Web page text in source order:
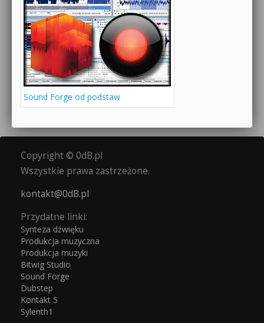
Sound Forge od podstaw
Copyright © 0dB.pl
Wszystkie prawa zastrzeżone.
kontakt@0dB.pl
Przydatne linki:
Synteza dźwięku
Produkcja muzyczna
Produkcja muzyki
Bitwig Studio
Sound Forge
Dubstep
Kontakt 5
Sylenth1